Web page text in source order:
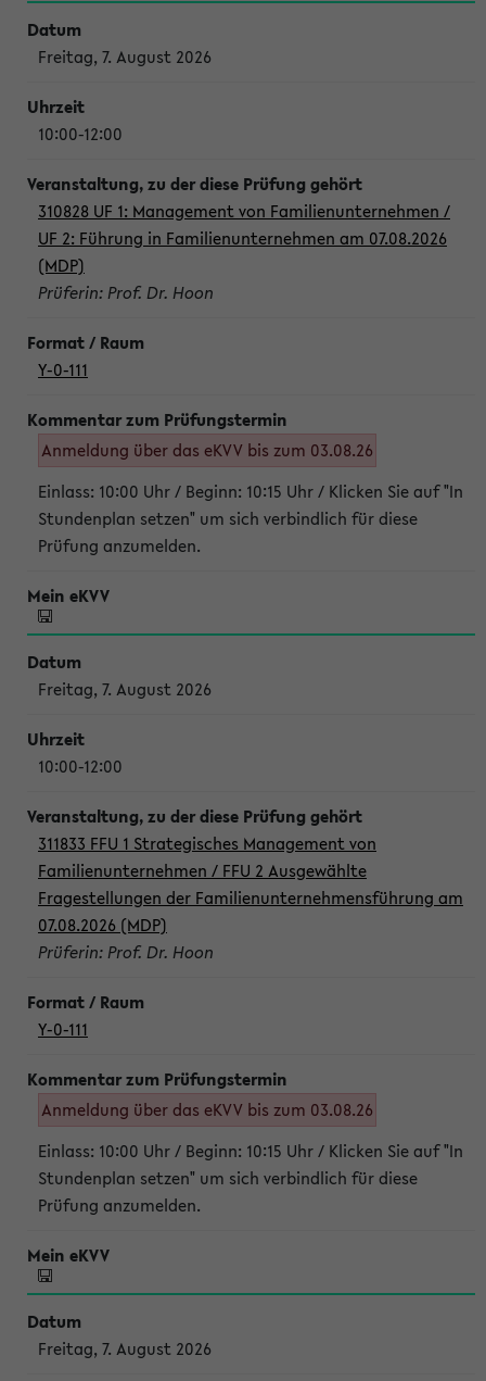
Freitag, 7. August 2026
10:00-12:00
310828 UF 1: Management von Familienunternehmen /
UF 2: Führung in Familienunternehmen am 07.08.2026
(MDP)
Prüferin: Prof. Dr. Hoon
Y-0-111
Anmeldung über das eKVV bis zum 03.08.26
Einlass: 10:00 Uhr / Beginn: 10:15 Uhr / Klicken Sie auf "In
Stundenplan setzen" um sich verbindlich für diese
Prüfung anzumelden.
Freitag, 7. August 2026
10:00-12:00
311833 FFU 1 Strategisches Management von
Familienunternehmen / FFU 2 Ausgewählte
Fragestellungen der Familienunternehmensführung am
07.08.2026 (MDP)
Prüferin: Prof. Dr. Hoon
Y-0-111
Anmeldung über das eKVV bis zum 03.08.26
Einlass: 10:00 Uhr / Beginn: 10:15 Uhr / Klicken Sie auf "In
Stundenplan setzen" um sich verbindlich für diese
Prüfung anzumelden.
Freitag, 7. August 2026